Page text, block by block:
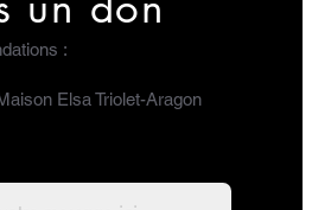
:
Elsa Triolet-Aragon